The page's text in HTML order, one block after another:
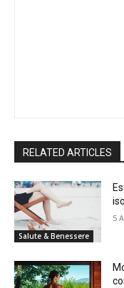
RELATED ARTICLES
Salute & Benessere
5